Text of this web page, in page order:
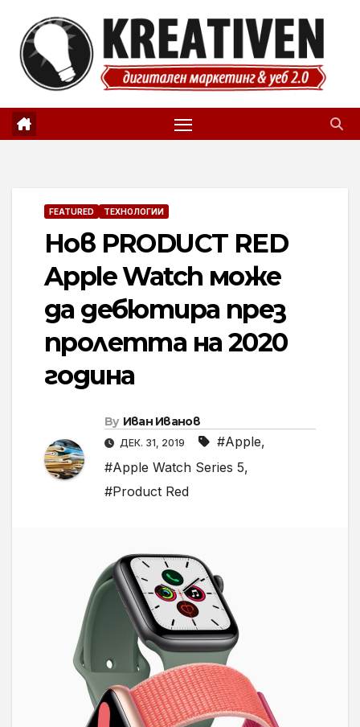
content
FEATURED ТЕХНОЛОГИИ
Нов PRODUCT RED
Apple Watch може
да дебютира през
пролетта на 2020
година
By Иван Иванов
ДЕК. 31, 2019 #Apple,
#Apple Watch Series 5,
#Product Red